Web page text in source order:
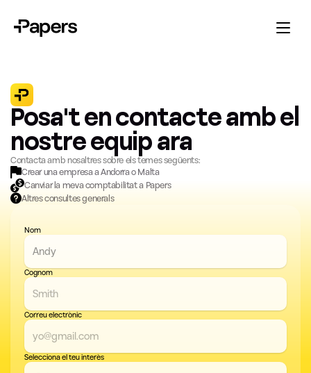
Posa't en contacte amb el
nostre equip ara
Contacta amb nosaltres sobre els temes següents:
Crear una empresa a Andorra o Malta
Canviar la meva comptabilitat a Papers
Altres consultes generals
Nom
Cognom
Correu electrònic
Selecciona el teu interès